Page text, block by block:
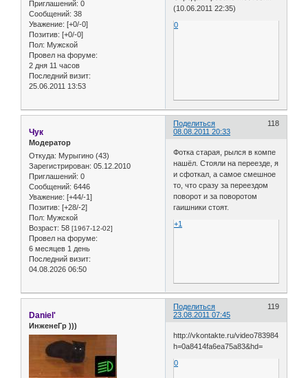
Приглашений: 0
Сообщений: 38
Уважение: [+0/-0]
Позитив: [+0/-0]
Пол: Мужской
Провел на форуме:
2 дня 11 часов
Последний визит:
25.06.2011 13:53
(10.06.2011 22:35)
0
Поделиться
118
08.08.2011 20:33
Чук
Модератор
Откуда: Мурыгино (43)
Зарегистрирован: 05.12.2010
Приглашений: 0
Сообщений: 6446
Уважение: [+44/-1]
Позитив: [+28/-2]
Пол: Мужской
Возраст: 58 [1967-12-02]
Провел на форуме:
6 месяцев 1 день
Последний визит:
04.08.2026 06:50
Фотка старая, рылся в компе
нашёл. Стояли на переезде, я
и сфоткал, а самое смешное
то, что сразу за переездом
поворот и за поворотом
гаишники стоят.
+1
Поделиться
119
23.08.2011 07:45
Daniel'
ИнженеГр )))
http://vkontakte.ru/
h=0a8414fa6ea75a83&hd=
0